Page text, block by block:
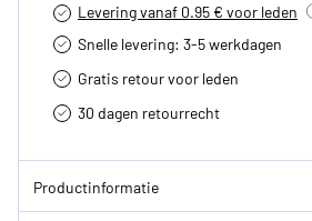
Levering vanaf 0.95 € voor leden
Snelle levering: 3-5 werkdagen
Gratis retour voor leden
30 dagen retourrecht­
Productinformatie